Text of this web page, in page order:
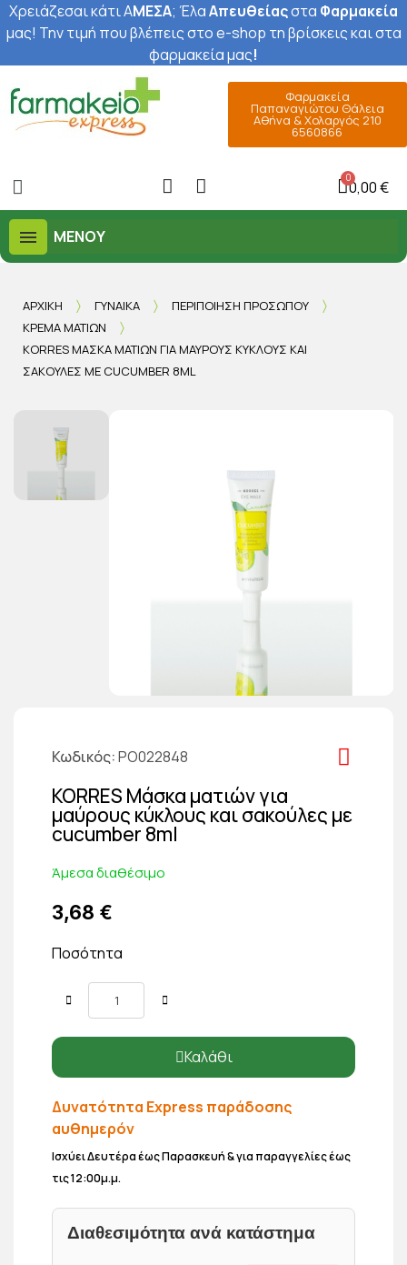
Χρειάζεσαι κάτι ΑΜΕΣΑ; ΈλαΑπευθείαςστα Φαρμακεία
μας! Την τιμή που βλέπεις στο e-shop τη βρίσκεις και στα
φαρμακεία μας!
Φαρμακεία
Παπαναγιώτου Θάλεια
Αθήνα & Χολαργός 210
6560866
0,00 €
ΜΕΝΟΎ
ΑΡΧΙΚΉ ΓΥΝΑΊΚΑ
ΠΕΡΙΠΟΊΗΣΗ ΠΡΟΣΏΠΟΥ
ΚΡΈΜΑ ΜΑΤΙΏΝ
KORRES ΜΆΣΚΑ ΜΑΤΙΏΝ ΓΙΑ ΜΑΎΡΟΥΣ ΚΎΚΛΟΥΣ ΚΑΙ
ΣΑΚΟΎΛΕΣ ΜΕ CUCUMBER 8ML
Κωδικός PO022848
KORRES Μάσκα ματιών για
μαύρους κύκλους και σακούλες με
cucumber 8ml
Άμεσα διαθέσιμο
3,68 €
Ποσότητα
Καλάθι
Δυνατότητα Express παράδοσης
αυθημερόν
Ισχύει Δευτέρα έως Παρασκευή & για παραγγελίες έως
τις 12:00μ.μ.
Διαθεσιμότητα ανά κατάστημα